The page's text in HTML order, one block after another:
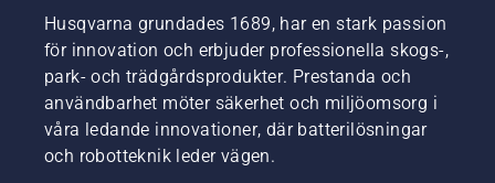
Husqvarna grundades 1689, har en stark passion
för innovation och erbjuder professionella skogs-,
park- och trädgårdsprodukter. Prestanda och
användbarhet möter säkerhet och miljöomsorg i
våra ledande innovationer, där batterilösningar
och robotteknik leder vägen.